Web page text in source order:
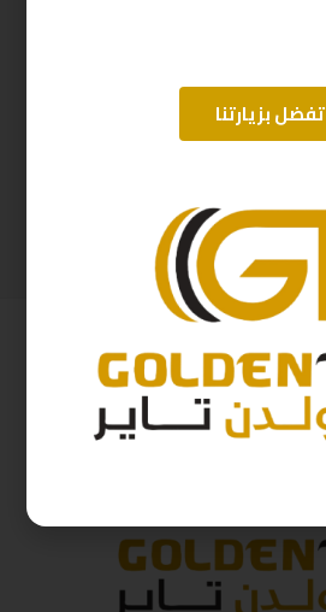
225/50/18 ابتاني صيني B2025 W95
276ر.س 248ر.س
تفضل بزيارتنا